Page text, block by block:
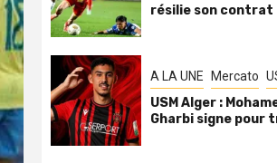
résilie son contrat
A LA UNE Mercato
USM Alger :
Gharbi signe pour